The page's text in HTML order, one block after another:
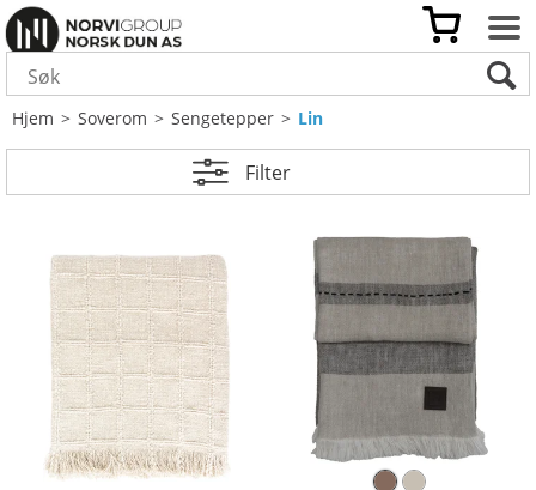
Hjem>Soverom>Sengetepper>Lin
Filter